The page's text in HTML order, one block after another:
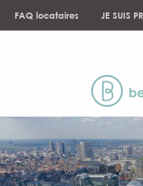
FAQ locataires JE SUIS